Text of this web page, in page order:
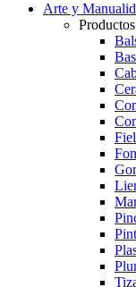
Arte y